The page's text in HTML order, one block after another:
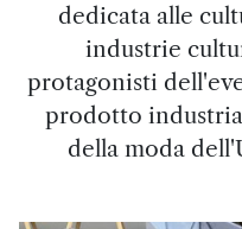
dedicata alle
industrie
protagonisti
prodotto
della moda